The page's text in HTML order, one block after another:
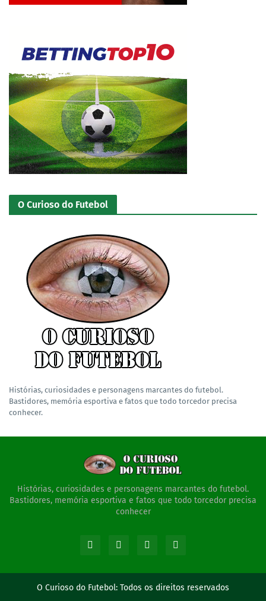
O Curioso do Futebol
Histórias, curiosidades e personagens marcantes do futebol.
Bastidores, memória esportiva e fatos que todo torcedor precisa
conhecer.
Histórias, curiosidades e personagens marcantes do futebol.
Bastidores, memória esportiva e fatos que todo torcedor precisa
conhecer
O Curioso do Futebol: Todos os direitos reservados